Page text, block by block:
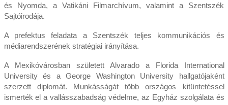
és Nyomda, a Vatikáni Filmarchívum, valamint a Szentszék
Sajtóirodája.
A prefektus feladata a Szentszék teljes kommunikációs és
médiarendszerének stratégiai irányítása.
A Mexikóvárosban született Alvarado a Florida International
University és a George Washington University hallgatójaként
szerzett diplomát. Munkásságát több országos kitüntetéssel
ismerték el a vallásszabadság védelme, az Egyház szolgálata és